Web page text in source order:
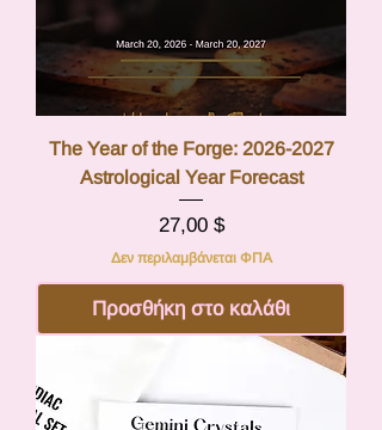
The Year of the Forge: 2026-2027
Astrological Year Forecast
Τιμή
27,00 $
Δεν περιλαμβάνεται ΦΠΑ
Προσθήκη στο καλάθι